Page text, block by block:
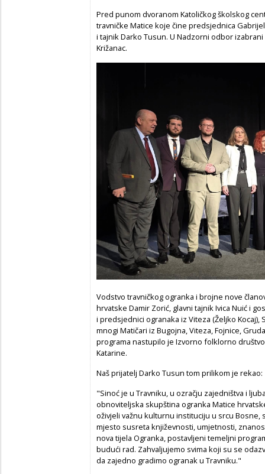
Pred punom dvoranom Katoličkog školskog
travničke Matice koje čine predsjednica
i tajnik Darko Tusun. U Nadzorni odbor
Križanac.
Vodstvo travničkog ogranka i brojne nove
hrvatske Damir Zorić, glavni tajnik Ivica Nuić i
i predsjednici ogranaka iz Viteza (Željko Kocaj),
mnogi Matičari iz Bugojna, Viteza, Fojnice,
programa nastupilo je Izvorno folklorno
Katarine.
Naš prijatelj Darko Tusun tom prilikom je rekao:
"Sinoć je u Travniku, u ozračju zajedništva i
obnoviteljska skupština ogranka Matice
oživjeli važnu kulturnu instituciju u srcu Bosne,
mjesto susreta književnosti, umjetnosti,
nova tijela Ogranka, postavljeni temeljni
budući rad. Zahvaljujemo svima koji su se
da zajedno gradimo ogranak u Travniku."